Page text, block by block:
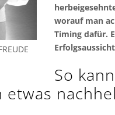
worauf man
Timing dafür.
So
etwas